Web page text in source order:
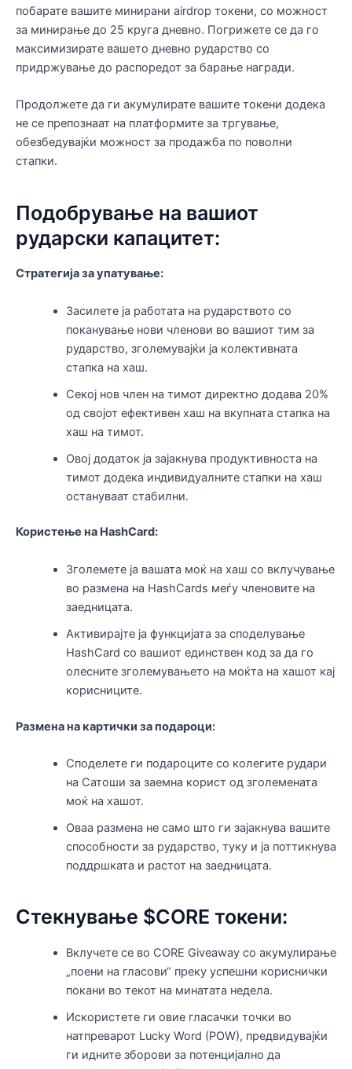
побарате вашите минирани airdrop токени, со можност
за минирање до 25 круга дневно. Погрижете се да го
максимизирате вашето дневно рударство со
придржување до распоредот за барање награди.
Продолжете да ги акумулирате вашите токени додека
не се препознаат на платформите за тргување,
обезбедувајќи можност за продажба по поволни
стапки.
Подобрување на вашиот
рударски капацитет:
Стратегија за упатување:
Засилете ја работата на рударството со
поканување нови членови во вашиот тим за
рударство, зголемувајќи ја колективната
стапка на хаш.
Секој нов член на тимот директно додава 20%
од својот ефективен хаш на вкупната стапка на
хаш на тимот.
Овој додаток ја зајакнува продуктивноста на
тимот додека индивидуалните стапки на хаш
остануваат стабилни.
Користење на HashCard:
Зголемете ја вашата моќ на хаш со вклучување
во размена на HashCards меѓу членовите на
заедницата.
Активирајте ја функцијата за споделување
HashCard со вашиот единствен код за да го
олесните зголемувањето на моќта на хашот кај
корисниците.
Размена на картички за подароци:
Споделете ги подароците со колегите рудари
на Сатоши за заемна корист од зголемената
моќ на хашот.
Оваа размена не само што ги зајакнува вашите
способности за рударство, туку и ја поттикнува
поддршката и растот на заедницата.
Стекнување $CORE токени:
Вклучете се во CORE Giveaway со акумулирање
„поени на гласови“ преку успешни кориснички
покани во текот на минатата недела.
Искористете ги овие гласачки точки во
натпреварот Lucky Word (POW), предвидувајќи
ги идните зборови за потенцијално да